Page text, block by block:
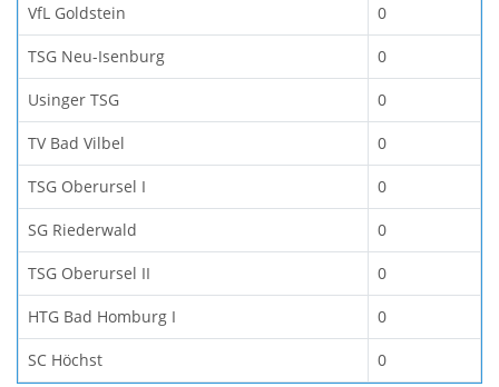
VfL Goldstein 0
TSG Neu-Isenburg 0
Usinger TSG 0
TV Bad Vilbel 0
TSG Oberursel I 0
SG Riederwald 0
TSG Oberursel II 0
HTG Bad Homburg I 0
SC Höchst 0